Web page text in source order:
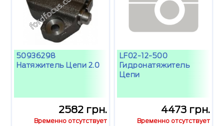
50936298
Натяжитель Цепи 2.0
2582 грн.
Временно отсутствует
LF02-12-500
Гидронатяжитель
Цепи
4473 грн.
Временно отсутствует